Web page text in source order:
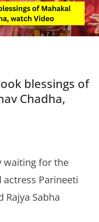
blessings of
Chadha,
waiting for the
Parineeti
Rajya Sabha